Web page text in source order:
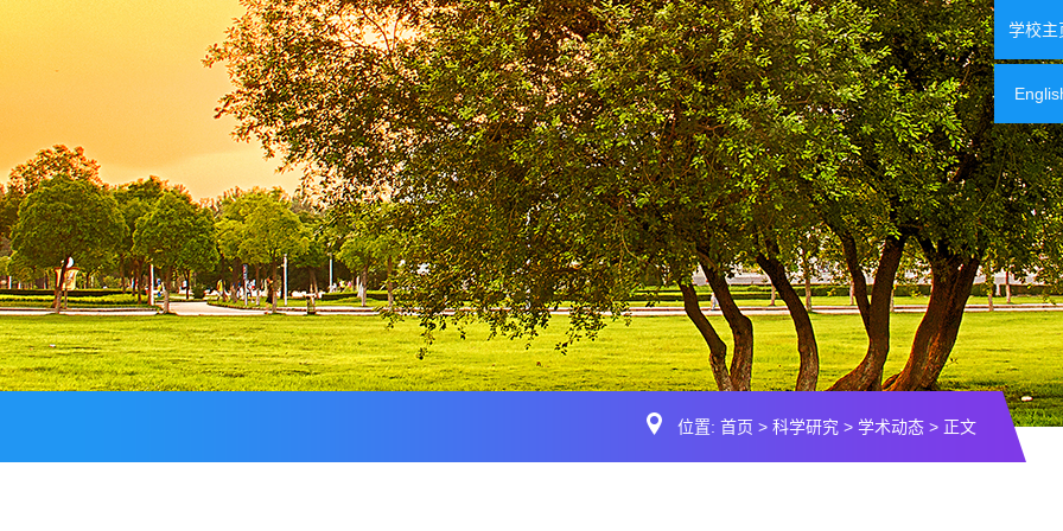
学校主
位置: 首页 > 科学研究 > 学术动态 > 正文